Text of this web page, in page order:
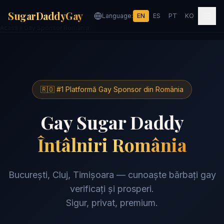
SugarDaddyGay Language: EN ES PT
KO
🇷🇴 #1 Platformă Gay Sponsor din România
Gay Sugar Daddy
Întâlniri România
București, Cluj, Timișoara — cunoaște bărbați gay
verificați și prosperi.
Sigur, privat, premium.